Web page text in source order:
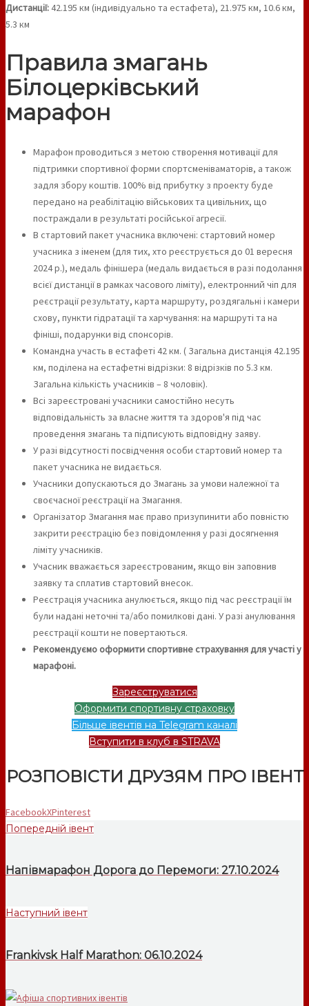
Дистанції:42.195 км (індивідуально та естафета), 21.975 км, 10.6 км,
5.3 км
Правила змагань
Білоцерківський
марафон
Марафон проводиться з метою створення мотивації для
підтримки спортивної форми спортсменіваматорів, а також
задля збору коштів. 100% від прибутку з проекту буде
передано на реабілітацію військових та цивільних, що
постраждали в результаті російської агресії.
В стартовий пакет учасника включені: стартовий номер
учасника з іменем (для тих, хто реєструється до 01 вересня
2024 р.), медаль фінішера (медаль видається в разі подолання
всієї дистанції в рамках часового ліміту), електронний чіп для
реєстрації результату, карта маршруту, роздягальні і камери
схову, пункти гідратації та харчування: на маршруті та на
фініші, подарунки від спонсорів.
Командна участь в естафеті 42 км. ( Загальна дистанція 42.195
км, поділена на естафетні відрізки: 8 відрізків по 5.3 км.
Загальна кількість учасників – 8 чоловік).
Всі зареєстровані учасники самостійно несуть
відповідальність за власне життя та здоров'я під час
проведення змагань та підписують відповідну заяву.
У разі відсутності посвідчення особи стартовий номер та
пакет учасника не видається.
Учасники допускаються до Змагань за умови належної та
своєчасної реєстрації на Змагання.
Організатор Змагання має право призупинити або повністю
закрити реєстрацію без повідомлення у разі досягнення
ліміту учасників.
Учасник вважається зареєстрованим, якщо він заповнив
заявку та сплатив стартовий внесок.
Реєстрація учасника анулюється, якщо під час реєстрації їм
були надані неточні та/або помилкові дані. У разі анулювання
реєстрації кошти не повертаються.
Рекомендуємо оформити спортивне страхування для участі у
марафоні.
Зареєструватися
Оформити спортивну страховку
Більше івентів на Telegram каналі
Вступити в клуб в STRAVA
РОЗПОВІСТИ ДРУЗЯМ ПРО ІВЕНТ
FacebookXPinterest
Попередній івент
Напівмарафон Дорога до Перемоги: 27.10.2024
Наступний івент
Frankivsk Half Marathon: 06.10.2024